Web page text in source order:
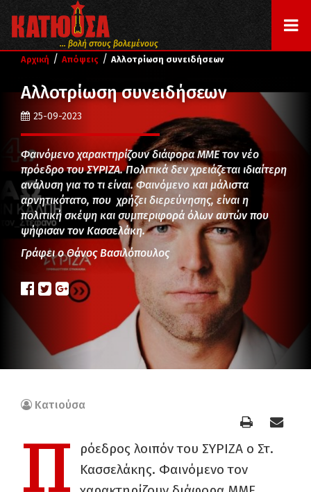
... βολή στους βολεμένους
Αρχική / Απόψεις / Αλλοτρίωση συνειδήσεων
Αλλοτρίωση συνειδήσεων
25-09-2023
Φαινόμενο χαρακτηρίζουν διάφορα ΜΜΕ τον νέο
πρόεδρο του ΣΥΡΙΖΑ. Πολιτικά δεν χρειάζεται ιδιαίτερη
ανάλυση για το τι είναι. Φαινόμενο και μάλιστα
αρνητικότατο, που χρήζει διερεύνησης, είναι η
πολιτική σκέψη και συμπεριφορά όλων αυτών που
ψήφισαν τον Κασσελάκη.
Γράφει ο Θάνος Βασιλόπουλος
Κατιούσα
Π
ρόεδρος λοιπόν του ΣΥΡΙΖΑ ο Στ.
Κασσελάκης. Φαινόμενο τον